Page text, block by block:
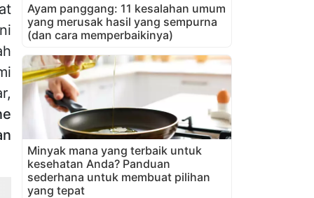
Ayam panggang: 11 kesalahan umum
yang merusak hasil yang sempurna
(dan cara memperbaikinya)
Minyak mana yang terbaik untuk
kesehatan Anda? Panduan
sederhana untuk membuat pilihan
yang tepat